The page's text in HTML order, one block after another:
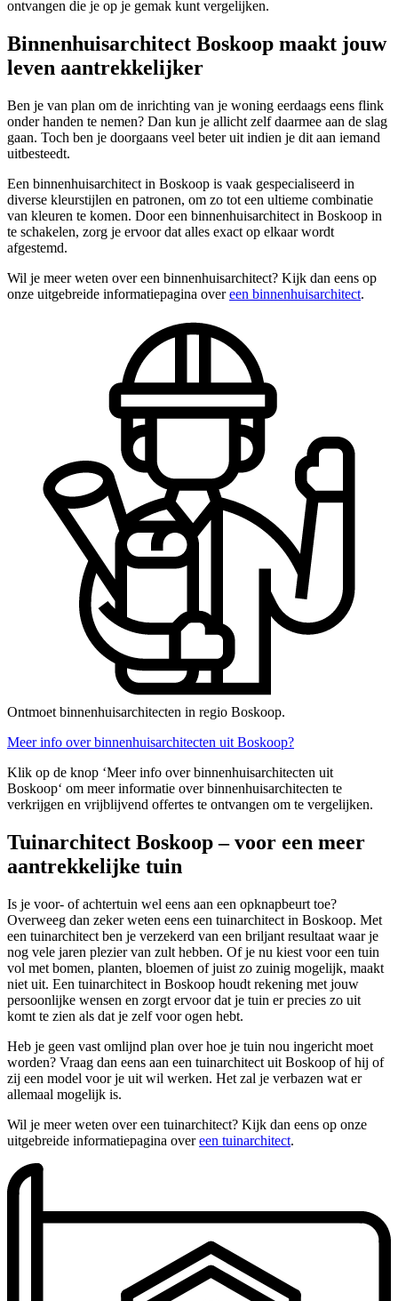
ontvangen die je op je gemak kunt vergelijken.
Binnenhuisarchitect Boskoop maakt jouw
leven aantrekkelijker
Ben je van plan om de inrichting van je woning eerdaags eens flink
onder handen te nemen? Dan kun je allicht zelf daarmee aan de slag
gaan. Toch ben je doorgaans veel beter uit indien je dit aan iemand
uitbesteedt.
Een binnenhuisarchitect in Boskoop is vaak gespecialiseerd in
diverse kleurstijlen en patronen, om zo tot een ultieme combinatie
van kleuren te komen. Door een binnenhuisarchitect in Boskoop in
te schakelen, zorg je ervoor dat alles exact op elkaar wordt
afgestemd.
Wil je meer weten over een binnenhuisarchitect? Kijk dan eens op
onze uitgebreide informatiepagina overeen binnenhuisarchitect.
Ontmoet binnenhuisarchitecten in regio Boskoop.
Meer info over binnenhuisarchitecten uit Boskoop?
Klik op de knop ‘Meer info over binnenhuisarchitecten uit
Boskoop‘ om meer informatie over binnenhuisarchitecten te
verkrijgen en vrijblijvend offertes te ontvangen om te vergelijken.
Tuinarchitect Boskoop – voor een meer
aantrekkelijke tuin
Is je voor- of achtertuin wel eens aan een opknapbeurt toe?
Overweeg dan zeker weten eens een tuinarchitect in Boskoop. Met
een tuinarchitect ben je verzekerd van een briljant resultaat waar je
nog vele jaren plezier van zult hebben. Of je nu kiest voor een tuin
vol met bomen, planten, bloemen of juist zo zuinig mogelijk, maakt
niet uit. Een tuinarchitect in Boskoop houdt rekening met jouw
persoonlijke wensen en zorgt ervoor dat je tuin er precies zo uit
komt te zien als dat je zelf voor ogen hebt.
Heb je geen vast omlijnd plan over hoe je tuin nou ingericht moet
worden? Vraag dan eens aan een tuinarchitect uit Boskoop of hij of
zij een model voor je uit wil werken. Het zal je verbazen wat er
allemaal mogelijk is.
Wil je meer weten over een tuinarchitect? Kijk dan eens op onze
uitgebreide informatiepagina overeen tuinarchitect.